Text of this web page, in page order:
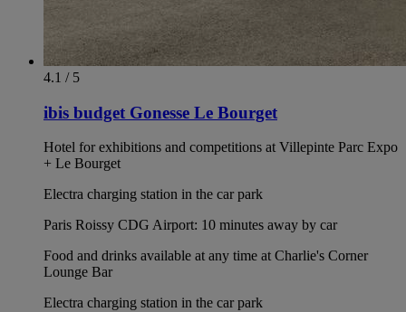
4.1 / 5
ibis budget Gonesse Le Bourget
Hotel for exhibitions and competitions at Villepinte Parc Expo
+ Le Bourget
Electra charging station in the car park
Paris Roissy CDG Airport: 10 minutes away by car
Food and drinks available at any time at Charlie's Corner
Lounge Bar
Electra charging station in the car park